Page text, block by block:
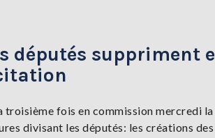
députés suppriment
troisième fois en commission mercredi
divisant les députés: les créations